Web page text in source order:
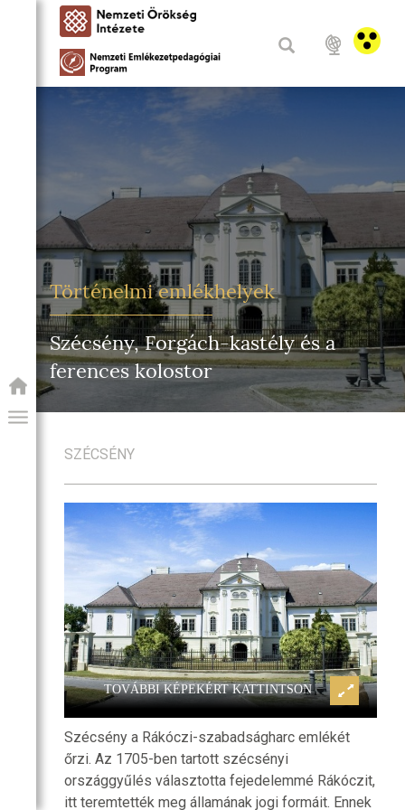
PROGRAM
Történelmi emlékhelyek
Szécsény, Forgách-kastély és a
ferences kolostor
SZÉCSÉNY
TOVÁBBI KÉPEKÉRT KATTINTSON
a ferences
Szécsény, Forgách-kastély és a
kolostor
Szécsény a Rákóczi-szabadságharc emlékét
őrzi. Az 1705-ben tartott szécsényi
országgyűlés választotta fejedelemmé Rákóczit,
itt teremtették meg államának jogi formáit. Ennek